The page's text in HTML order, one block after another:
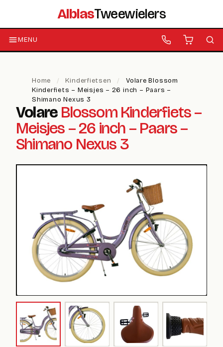
AlblasTweewielers
MENU
Home / Kinderfietsen /
Volare Blossom
Kinderfiets – Meisjes – 26 inch – Paars –
Shimano Nexus 3
Volare Blossom Kinderfiets –
Meisjes – 26 inch – Paars –
Shimano Nexus 3